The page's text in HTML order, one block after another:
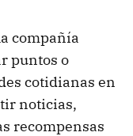
compañía
puntos o
cotidianas en
noticias,
recompensas